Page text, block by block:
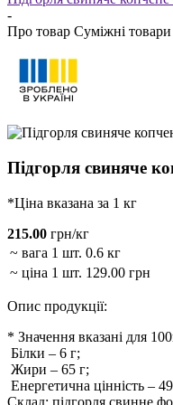
-
Про товар Суміжні товари
Підгорля свиняче
*Ціна вказана за 1 кг
215.00 грн/кг
~ вага 1 шт. 0.6 кг
~ ціна 1 шт. 129.00 грн
Опис продукції:
* Значення вказані для
Білки – 6 г;
Жири – 65 г;
Енергетична цінність –
Склад: підгорля свинне